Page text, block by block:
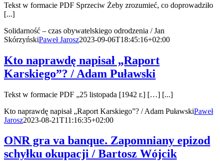
Tekst w formacie PDF Sprzeciw Żeby zrozumieć, co doprowadziło
[...]
Solidarność – czas obywatelskiego odrodzenia / Jan
SkórzyńskiPaweł Jarosz2023-09-06T18:45:16+02:00
Kto naprawdę napisał „Raport
Karskiego”? / Adam Puławski
Tekst w formacie PDF „25 listopada [1942 r.] […] [...]
Kto naprawdę napisał „Raport Karskiego”? / Adam PuławskiPaweł
Jarosz2023-08-21T11:16:35+02:00
ONR gra va banque. Zapomniany epizod
schyłku okupacji / Bartosz Wójcik